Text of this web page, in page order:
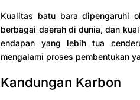
Kualitas batu bara dipengaruhi
berbagai daerah di dunia, dan
endapan yang lebih tua
mengalami proses pembentukan
Kandungan Karbon